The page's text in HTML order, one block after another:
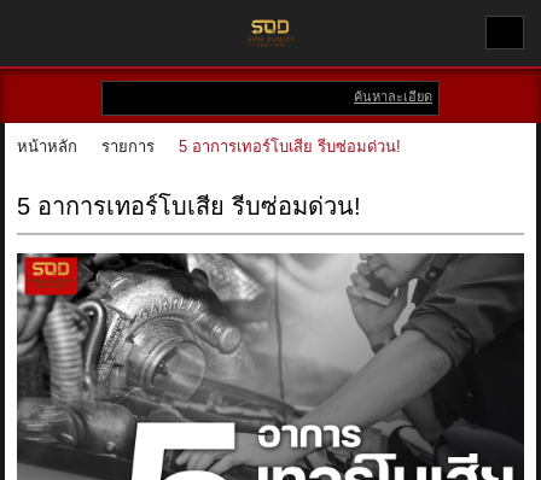
หน้าหลัก
สินค้า
แบรนด์
บัญชีผู้ใช้
ค้นหาละเอียด
หน้าหลัก รายการ 5 อาการเทอร์โบเสีย รีบซ่อมด่วน!
5 อาการเทอร์โบเสีย รีบซ่อมด่วน!